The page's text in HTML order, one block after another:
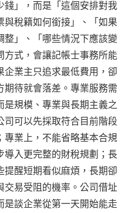
錢」，而是「這個安排對我
稅籍如何銜接」、「如果
」、「哪些情況下應該變
方式，會讓記帳士事務所能
業主只追求最低費用，卻
待就會落差。專業服務需
規模、專業與長期主義之
司可以先採取符合目前階段
專業上，不能省略基本合規
入更完整的財稅規劃；長
醒短期看似麻煩，長期卻
交易受阻的機率。公司借址
談企業從第一天開始能走